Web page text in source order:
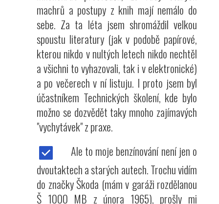
machrů a postupy z knih mají nemálo do
sebe. Za ta léta jsem shromáždil velkou
spoustu literatury (jak v podobě papírové,
kterou nikdo v nultých letech nikdo nechtěl
a všichni to vyhazovali, tak i v elektronické)
a po večerech v ní listuju. I proto jsem byl
účastníkem Technických školení, kde bylo
možno se dozvědět taky mnoho zajímavých
"vychytávek" z praxe.
Ale to moje benzínování není jen o
dvoutaktech a starých autech. Trochu vidím
do značky Škoda (mám v garáži rozdělanou
Š 1000 MB z února 1965), prošly mi